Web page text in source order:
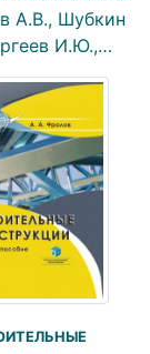
А.В., Шубкин
И.Ю.,…